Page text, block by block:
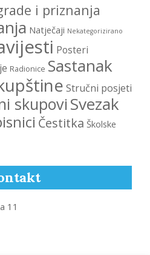
i priznanja
Natječaji Nekategorizirano
Posteri
Radionice Sastanak
Stručni posjeti
skupovi Svezak
Čestitka Školske
11